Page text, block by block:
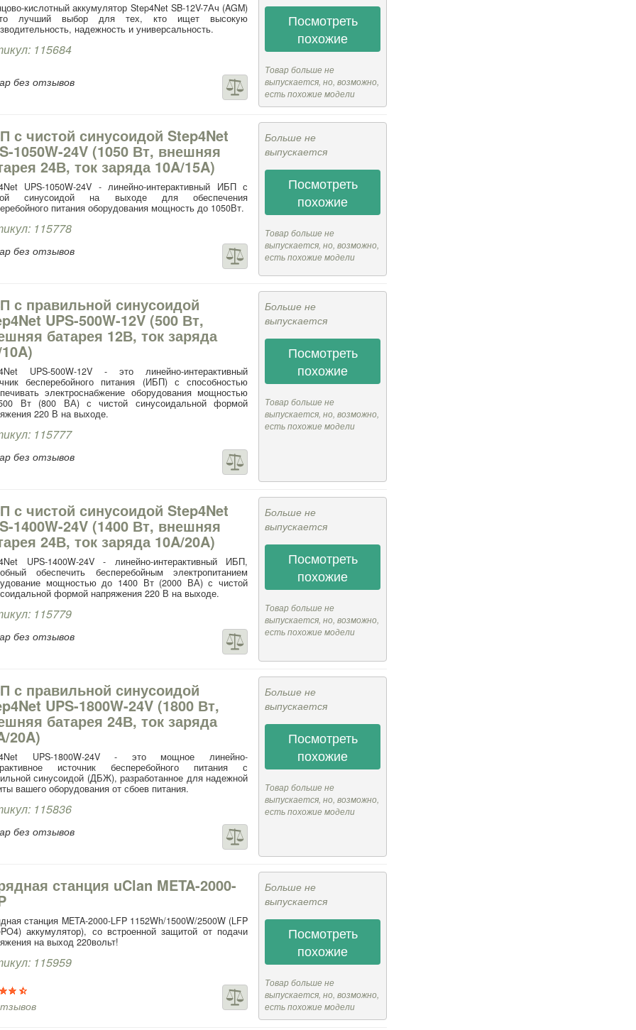
кислотный аккумулятор Step4Net SB-12V-7Ач (AGM)
лучший выбор для тех, кто ищет высокую
надежность и универсальность.
115684
без отзывов
Посмотреть
похожие
Товар больше не
выпускается, но, возможно,
есть похожие модели
с чистой синусоидой Step4Net
1050W-24V (1050 Вт, внешняя
24В, ток заряда 10A/15A)
UPS-1050W-24V - линейно-интерактивный ИБП с
синусоидой на выходе для обеспечения
питания оборудования мощность до 1050Вт.
115778
без отзывов
Больше не
выпускается
Посмотреть
похожие
Товар больше не
выпускается, но, возможно,
есть похожие модели
с правильной синусоидой
UPS-500W-12V (500 Вт,
батарея 12В, ток заряда
UPS-500W-12V - это линейно-интерактивный
бесперебойного питания (ИБП) с способностью
электроснабжение оборудования мощностью
Вт (800 ВА) с чистой синусоидальной формой
220 В на выходе.
115777
без отзывов
Больше не
выпускается
Посмотреть
похожие
Товар больше не
выпускается, но, возможно,
есть похожие модели
с чистой синусоидой Step4Net
1400W-24V (1400 Вт, внешняя
24В, ток заряда 10A/20A)
UPS-1400W-24V - линейно-интерактивный ИБП,
обеспечить бесперебойным электропитанием
мощностью до 1400 Вт (2000 ВА) с чистой
формой напряжения 220 В на выходе.
115779
без отзывов
Больше не
выпускается
Посмотреть
похожие
Товар больше не
выпускается, но, возможно,
есть похожие модели
с правильной синусоидой
UPS-1800W-24V (1800 Вт,
батарея 24В, ток заряда
20A)
UPS-1800W-24V - это мощное линейно-
источник бесперебойного питания с
синусоидой (ДБЖ), разработанное для надежной
вашего оборудования от сбоев питания.
115836
без отзывов
Больше не
выпускается
Посмотреть
похожие
Товар больше не
выпускается, но, возможно,
есть похожие модели
станция uClan META-2000-
станция META-2000-LFP 1152Wh/1500W/2500W (LFP
аккумулятор), со встроенной защитой от подачи
на выход 220вольт!
115959
Больше не
выпускается
Посмотреть
похожие
Товар больше не
выпускается, но, возможно,
есть похожие модели